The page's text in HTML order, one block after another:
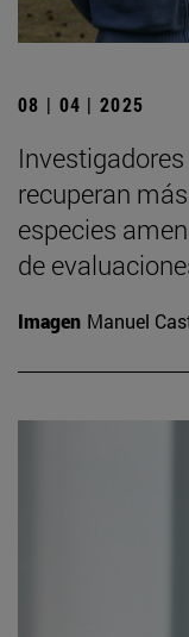
08 | 04 | 2025
recuperan
especies
de
Imagen Manuel